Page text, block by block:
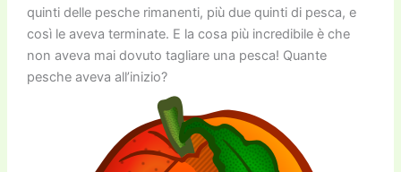
quinti delle pesche rimanenti, più due quinti di pesca, e
così le aveva terminate. E la cosa più incredibile è che
non aveva mai dovuto tagliare una pesca! Quante
pesche aveva all’inizio?